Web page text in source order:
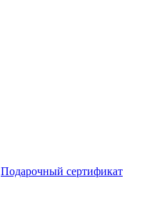
Подарочный сертификат